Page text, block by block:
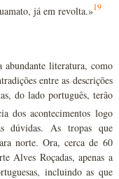
já em revolta.»19
abundante literatura, como
entre as descrições
do lado português, terão
dos acontecimentos logo
dúvidas. As tropas que
norte. Ora, cerca de 60
Alves Roçadas, apenas a
incluindo as que